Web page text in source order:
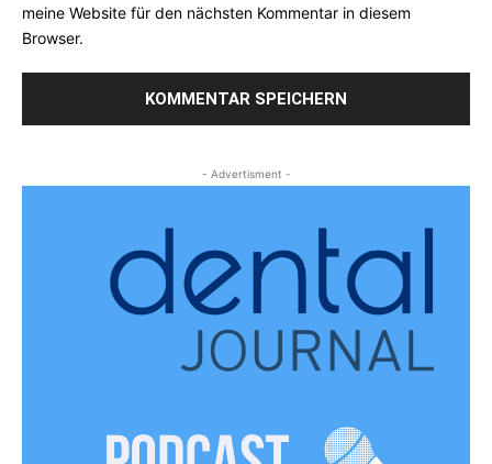
meine Website für den nächsten Kommentar in diesem
Browser.
- Advertisment -